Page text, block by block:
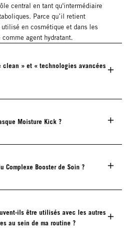
central en tant qu'intermédiaire
Parce qu’il retient
en cosmétique et dans les
agent hydratant.
clean » et « technologies avancées
Moisture Kick ?
Complexe Booster de Soin ?
ils être utilisés avec les autres
au sein de ma routine ?